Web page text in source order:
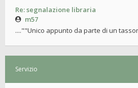
Re: segnalazione libraria
m57
....""Unico appunto da parte di un
Servizio